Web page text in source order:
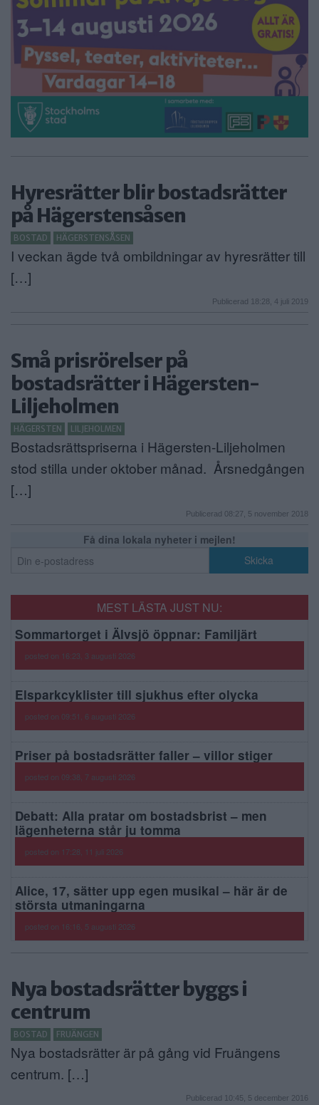
Hyresrätter blir bostadsrätter
på Hägerstensåsen
BOSTAD HÄGERSTENSÅSEN
I veckan ägde två ombildningar av hyresrätter till
[…]
Publicerad 18:28, 4 juli 2019
Små prisrörelser på
bostadsrätter i Hägersten-
Liljeholmen
HÄGERSTEN LILJEHOLMEN
Bostadsrättspriserna i Hägersten-Liljeholmen
stod stilla under oktober månad. Årsnedgången
[…]
Publicerad 08:27, 5 november 2018
Få dina lokala nyheter i mejlen!
MEST LÄSTA JUST NU:
Sommartorget i Älvsjö öppnar: Familjärt
posted on 16:23, 3 augusti 2026
Elsparkcyklister till sjukhus efter olycka
posted on 09:51, 6 augusti 2026
Priser på bostadsrätter faller – villor stiger
posted on 09:38, 7 augusti 2026
Debatt: Alla pratar om bostadsbrist – men
lägenheterna står ju tomma
posted on 17:28, 11 juli 2026
Alice, 17, sätter upp egen musikal – här är de
största utmaningarna
posted on 16:16, 5 augusti 2026
Nya bostadsrätter byggs i
centrum
BOSTAD FRUÄNGEN
Nya bostadsrätter är på gång vid Fruängens
centrum. […]
Publicerad 10:45, 5 december 2016